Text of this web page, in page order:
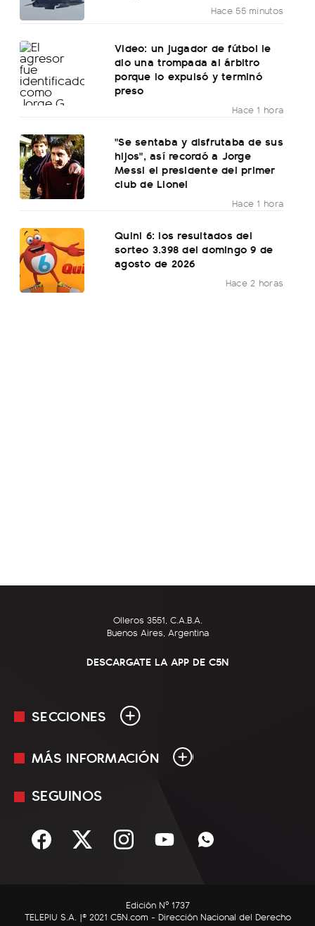
Hace 55 minutos
Video: un jugador de fútbol le
dio una trompada al árbitro
porque lo expulsó y terminó
preso
Hace 1 hora
"Se sentaba y disfrutaba de sus
hijos", así recordó a Jorge
Messi el presidente del primer
club de Lionel
Hace 1 hora
Quini 6: los resultados del
sorteo 3.398 del domingo 9 de
agosto de 2026
Hace 2 horas
Olleros 3551, C.A.B.A.
Buenos Aires, Argentina
DESCARGATE LA APP DE C5N
SECCIONES
En Vivo
Sociedad
C5N Autos
MÁS INFORMACIÓN
Mediakit
Términos y condiciones
SEGUINOS
Edición Nº 1737
TELEPIU S.A. |© 2021 C5N.com - Dirección Nacional del Derecho